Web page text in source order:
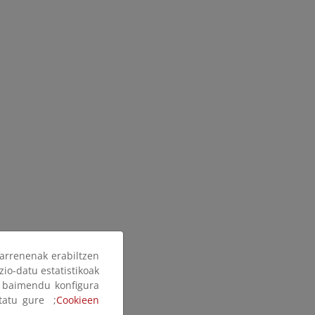
erabiltzen
datu estatistikoak
konfigura
gure ;Cookieen